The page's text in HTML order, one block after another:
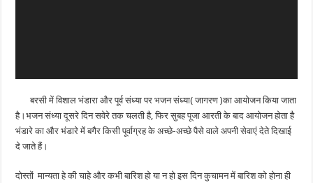
बरसी में विशाल भंडारा और पूर्व संध्या पर भजन संध्या( जागरण )का आयोजन किया जाता
है।भजन संध्या दूसरे दिन सवेरे तक चलती है, फिर सुबह पूजा आरती के बाद आयोजन होता है
भंडारे का और भंडारे में बगैर किसी पूर्वाग्रह के अच्छे-अच्छे पैसे वाले अपनी सेवाएं देते दिखाई
दे जाते हैं।
दोस्तों मान्यता हे की चाहे और कभी बारिश हो या न हो इस दिन कुचामन में बारिश को होना ही